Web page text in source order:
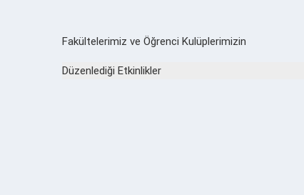
Fakültelerimiz ve Öğrenci Kulüplerimizin
Düzenlediği Etkinlikler